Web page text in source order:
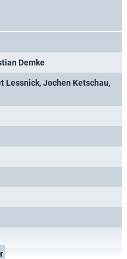
Demke
Lessnick, Jochen Ketschau,